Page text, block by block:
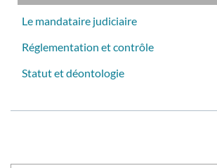
Le mandataire judiciaire
Réglementation et contrôle
Statut et déontologie